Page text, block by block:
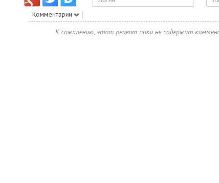
Комментарии
К сожалению, этот рецепт пока не содержит